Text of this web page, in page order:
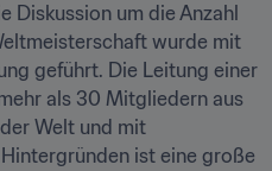
Diskussion um die Anzahl
wurde mit
geführt. Die Leitung einer
als 30 Mitgliedern aus
Welt und mit
ist eine große